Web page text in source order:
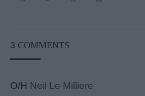
3 COMMENTS
Ο/Η Neil Le Milliere